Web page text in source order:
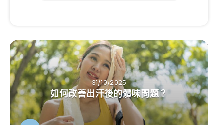
31/10/2025
如何改善出汗後的體味問題？